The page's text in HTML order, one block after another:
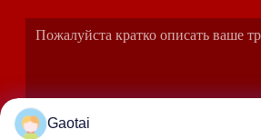
Gaotai